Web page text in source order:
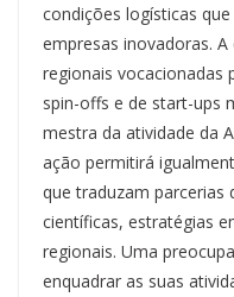
condições logísticas
empresas inovadoras.
regionais vocacionadas
spin-offs e de start-ups
mestra da atividade da
ação permitirá
que traduzam parcerias
científicas, estratégias
regionais. Uma
enquadrar as suas